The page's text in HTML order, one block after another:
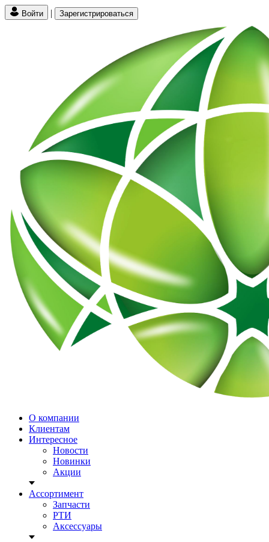
Войти | Зарегистрироваться
О компании
Клиентам
Интересное
Новости
Новинки
Акции
Ассортимент
Запчасти
РТИ
Аксессуары